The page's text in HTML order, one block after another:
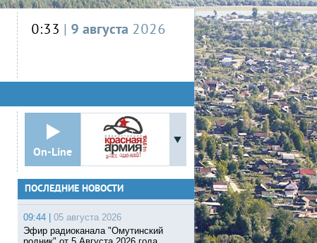
0:33 | 9 августа 2026
On-Line
ПОСЛЕДНИЕ НОВОСТИ
09:44 |
05 августа 2026
Эфир радиоканала "Омутинский